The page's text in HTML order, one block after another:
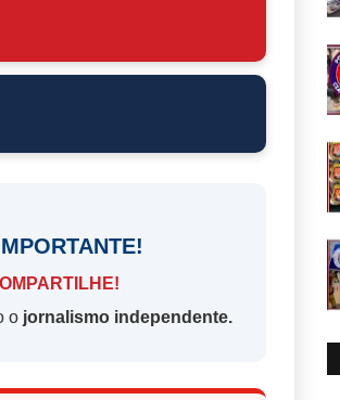
o jornalismo independente.